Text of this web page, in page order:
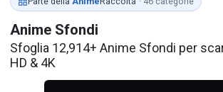
Anime Sfondi
Sfoglia 12,914+ Anime Sfondi per
HD & 4K